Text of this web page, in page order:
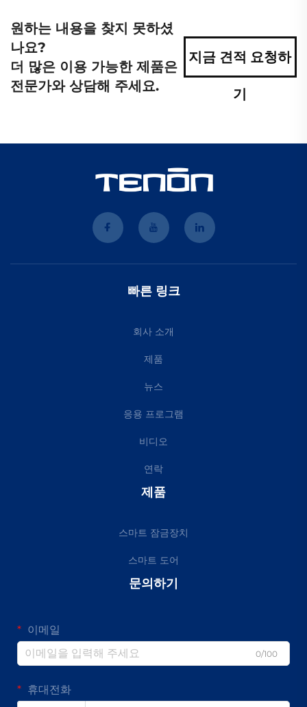
원하는 내용을 찾지 못하셨
나요?
더 많은 이용 가능한 제품은
전문가와 상담해 주세요.
지금 견적 요청하
기
빠른 링크
회사 소개
제품
뉴스
응용 프로그램
비디오
연락
제품
스마트 잠금장치
스마트 도어
문의하기
이메일
0/100
휴대전화